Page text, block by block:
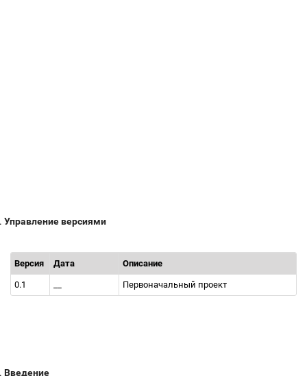
Управление версиями
Версия Дата Описание
0.1 Первоначальный проект
Введение